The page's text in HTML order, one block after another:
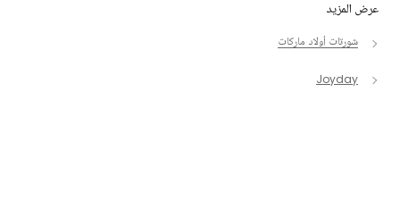
عرض المزيد
شورتات أولاد ماركات
Joyday